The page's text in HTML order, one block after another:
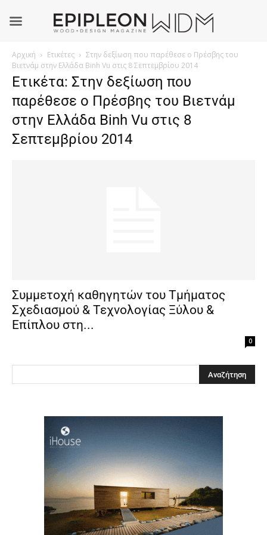
Αρχική Ετικέτες
Στην δεξίωση που παρέθεσε ο Πρέσβης του
Βιετνάμ στην Ελλάδα Binh Vu στις 8 Σεπτεμβρίου 2014
Ετικέτα: Στην δεξίωση που
παρέθεσε ο Πρέσβης του Βιετνάμ
στην Ελλάδα Binh Vu στις 8
Σεπτεμβρίου 2014
Συμμετοχή καθηγητών του Τμήματος
Σχεδιασμού & Τεχνολογίας Ξύλου &
Επίπλου στη...
0